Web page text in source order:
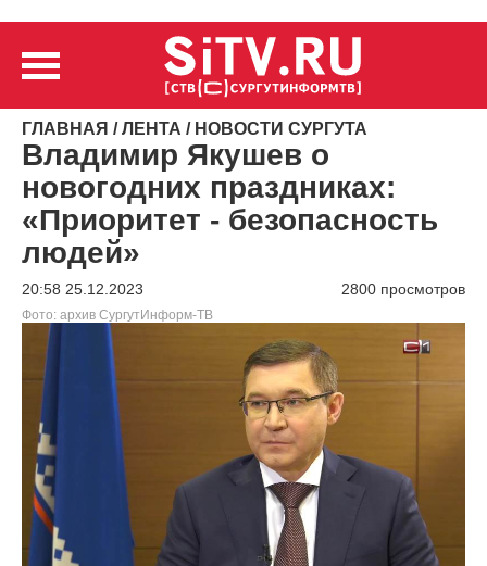
ГЛАВНАЯ /ЛЕНТА / НОВОСТИ СУРГУТА
Владимир Якушев о
новогодних праздниках:
«Приоритет - безопасность
людей»
20:58 25.12.2023 2800 просмотров
Фото: архив СургутИнформ-ТВ